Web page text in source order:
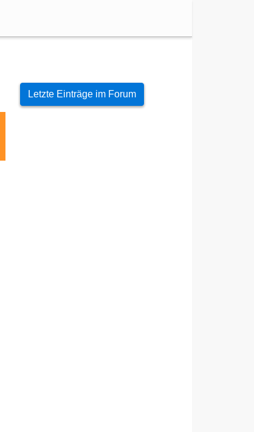
Letzte Einträge im Forum